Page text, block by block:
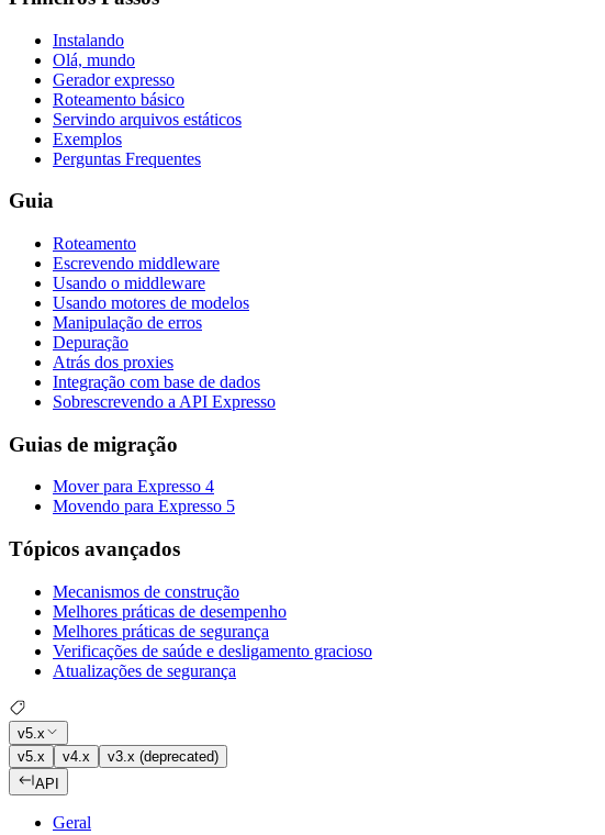
Instalando
Olá, mundo
Gerador expresso
Roteamento básico
Servindo arquivos estáticos
Exemplos
Perguntas Frequentes
Guia
Roteamento
Escrevendo middleware
Usando o middleware
Usando motores de modelos
Manipulação de erros
Depuração
Atrás dos proxies
Integração com base de dados
Sobrescrevendo a API Expresso
Guias de migração
Mover para Expresso 4
Movendo para Expresso 5
Tópicos avançados
Mecanismos de construção
Melhores práticas de desempenho
Melhores práticas de segurança
Verificações de saúde e desligamento gracioso
Atualizações de segurança
v5.x
v5.x
v4.x
v3.x (deprecated)
API
Geral